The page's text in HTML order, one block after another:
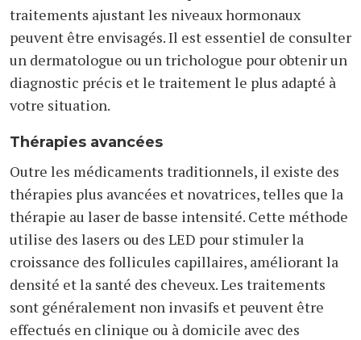
traitements ajustant les niveaux hormonaux
peuvent être envisagés. Il est essentiel de consulter
un dermatologue ou un trichologue pour obtenir un
diagnostic précis et le traitement le plus adapté à
votre situation.
Thérapies avancées
Outre les médicaments traditionnels, il existe des
thérapies plus avancées et novatrices, telles que la
thérapie au laser de basse intensité. Cette méthode
utilise des lasers ou des LED pour stimuler la
croissance des follicules capillaires, améliorant la
densité et la santé des cheveux. Les traitements
sont généralement non invasifs et peuvent être
effectués en clinique ou à domicile avec des